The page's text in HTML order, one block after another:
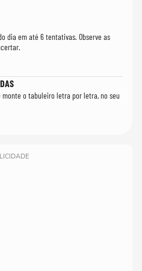
dia em até 6 tentativas. Observe as
o tabuleiro letra por letra, no seu